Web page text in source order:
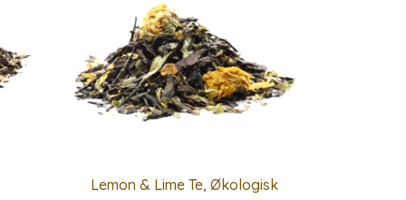
Lemon & Lime Te, Økologisk